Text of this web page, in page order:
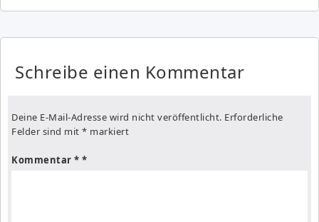
Schreibe einen Kommentar
Deine E-Mail-Adresse wird nicht veröffentlicht. Erforderliche
Felder sind mit * markiert
Kommentar *